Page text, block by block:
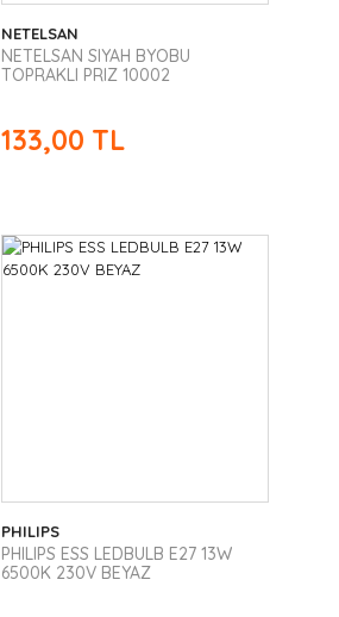
NETELSAN
NETELSAN SIYAH BYOBU
TOPRAKLI PRIZ 10002
133,00 TL
PHILIPS
PHILIPS ESS LEDBULB E27 13W
6500K 230V BEYAZ